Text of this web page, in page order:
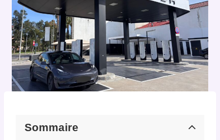
Sommaire